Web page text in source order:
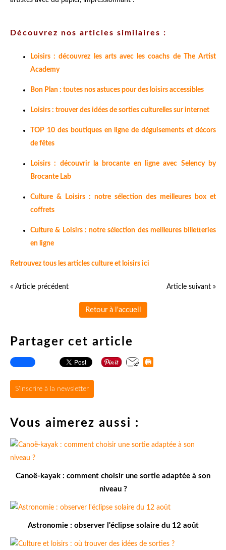
Découvrez nos articles similaires :
Loisirs : découvrez les arts avec les coachs de The Artist
Academy
Bon Plan : toutes nos astuces pour des loisirs accessibles
Loisirs : trouver des idées de sorties culturelles sur internet
TOP 10 des boutiques en ligne de déguisements et décors
de fêtes
Loisirs : découvrir la brocante en ligne avec Selency by
Brocante Lab
Culture & Loisirs : notre sélection des meilleures box et
coffrets
Culture & Loisirs : notre sélection des meilleures billetteries
en ligne
Retrouvez tous les articles culture et loisirs ici
« Article précédent Article suivant »
Retour à l'accueil
Partager cet article
S'inscrire à la newsletter
Vous aimerez aussi :
Canoë-kayak : comment choisir une sortie adaptée à son
niveau ?
Astronomie : observer l'éclipse solaire du 12 août